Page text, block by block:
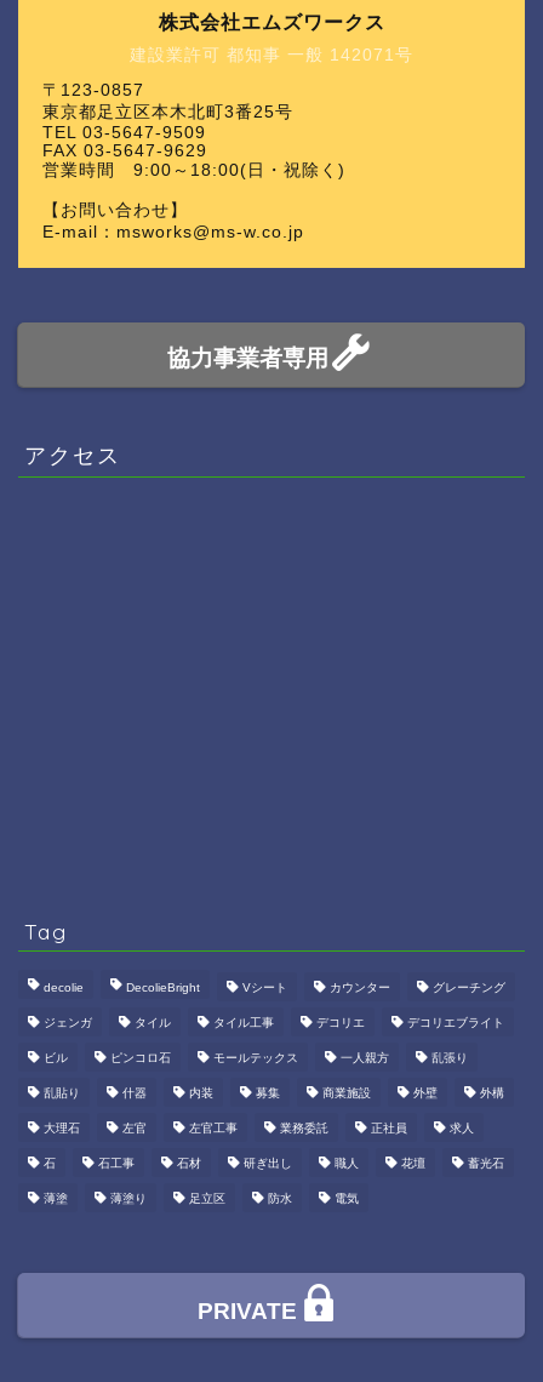
建設業許可 都知事 一般 142071号
株式会社エムズワークス
〒123-0857
東京都足立区本木北町3番25号
TEL 03-5647-9509
FAX 03-5647-9629
営業時間 9:00～18:00(日・祝除く)
【お問い合わせ】
E-mail：msworks@ms-w.co.jp
協力事業者専用
アクセス
Tag
decolie DecolieBright Vシート カウンター グレーチング
ジェンガ タイル タイル工事 デコリエ デコリエブライト
ビル ピンコロ石 モールテックス 一人親方 乱張り
乱貼り 什器 内装 募集 商業施設 外壁 外構
大理石 左官 左官工事 業務委託 正社員 求人
石 石工事 石材 研ぎ出し 職人 花壇 蓄光石
薄塗 薄塗り 足立区 防水 電気
PRIVATE